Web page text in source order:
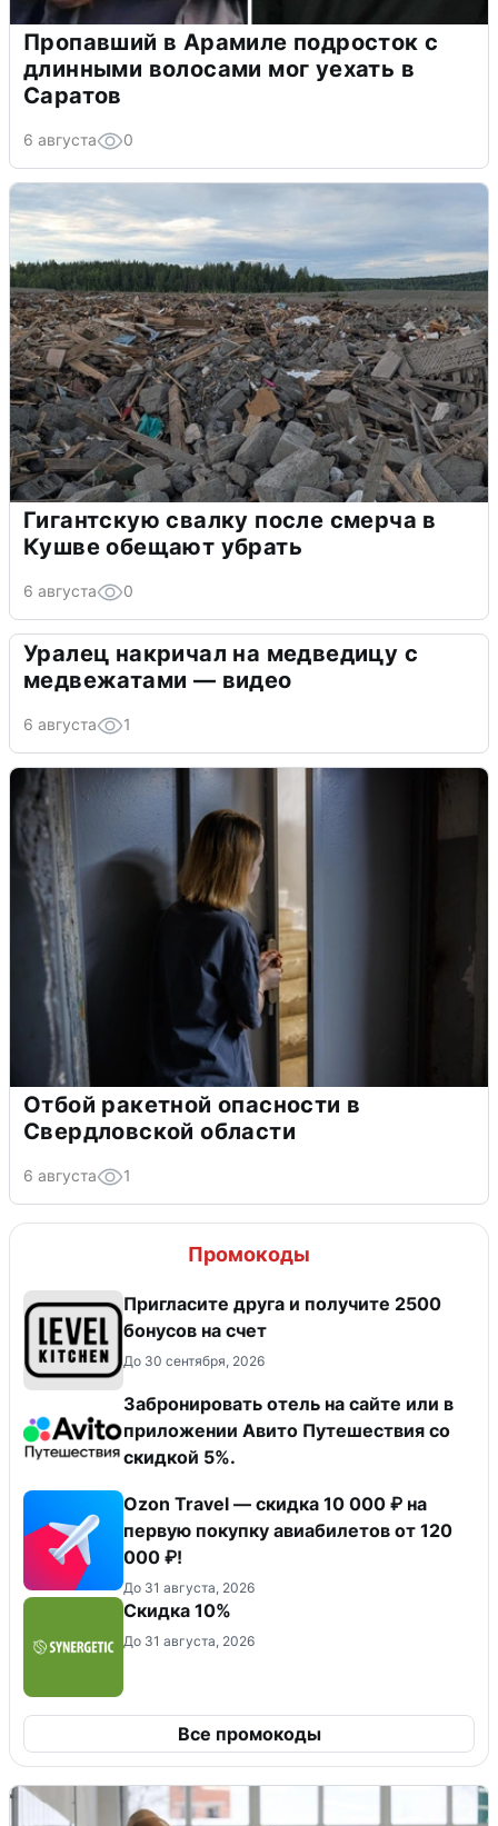
Пропавший в Арамиле подросток с
длинными волосами мог уехать в
Саратов
6 августа 0
Гигантскую свалку после смерча в
Кушве обещают убрать
6 августа 0
Уралец накричал на медведицу с
медвежатами — видео
6 августа 1
Отбой ракетной опасности в
Свердловской области
6 августа 1
Промокоды
Пригласите друга и получите 2500
бонусов на счет
До 30 сентября, 2026
Забронировать отель на сайте или в
приложении Авито Путешествия со
скидкой 5%.
Ozon Travel — скидка 10 000 ₽ на
первую покупку авиабилетов от 120
000 ₽!
До 31 августа, 2026
Скидка 10%
До 31 августа, 2026
Все промокоды